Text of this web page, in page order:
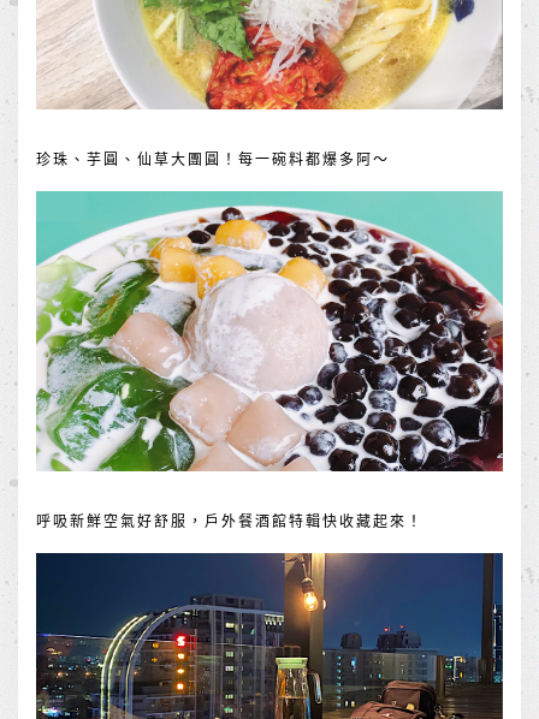
珍珠、芋圓、仙草大團圓！每一碗料都爆多阿～
呼吸新鮮空氣好舒服，戶外餐酒館特輯快收藏起來！